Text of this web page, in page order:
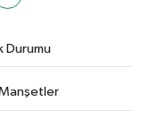
Durumu